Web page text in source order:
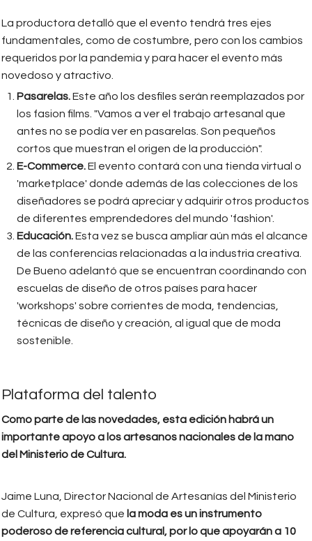
La productora detalló que el evento tendrá tres ejes
fundamentales, como de costumbre, pero con los cambios
requeridos por la pandemia y para hacer el evento más
novedoso y atractivo.
Pasarelas.Este año los desfiles serán reemplazados por
los fasion films. "Vamos a ver el trabajo artesanal que
antes no se podía ver en pasarelas. Son pequeños
cortos que muestran el origen de la producción".
E-Commerce.El evento contará con una tienda virtual o
'marketplace' donde además de las colecciones de los
diseñadores se podrá apreciar y adquirir otros productos
de diferentes emprendedores del mundo 'fashion'.
Educación.Esta vez se busca ampliar aún más el alcance
de las conferencias relacionadas a la industria creativa.
De Bueno adelantó que se encuentran coordinando con
escuelas de diseño de otros países para hacer
'workshops' sobre corrientes de moda, tendencias,
técnicas de diseño y creación, al igual que de moda
sostenible.
Plataforma del talento
Como parte de las novedades, esta edición habrá un
importante apoyo a los artesanos nacionales de la mano
del Ministerio de Cultura.
Jaime Luna, Director Nacional de Artesanías del Ministerio
de Cultura, expresó que la moda es un instrumento
poderoso de referencia cultural, por lo que apoyarán a 10